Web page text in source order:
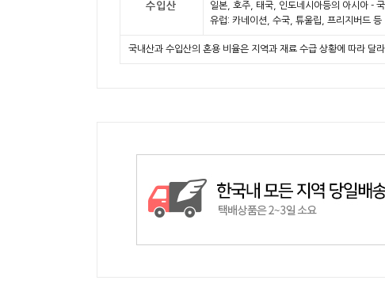
수입산
일본, 호주, 태국, 인도네시아등의 아시아 -
유럽: 카네이션, 수국, 튜울립, 프리지버드 등
국내산과 수입산의 혼용 비율은 지역과 재료 수급 상황에 따라 달라